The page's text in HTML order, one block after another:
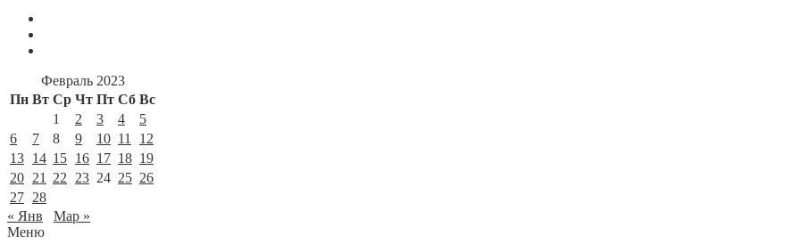
Февраль 2023
Пн Вт Ср Чт Пт Сб Вс
1
2 3 4
5
6
7 8 9 10 11
12
13 14 15 16 17 18 19
20 21 22 23 24 25 26
27 28
« Янв
Мар »
Меню